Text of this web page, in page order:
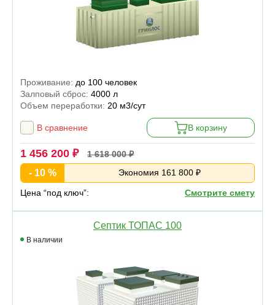
Проживание: до 100 человек
Залповый сброс: 4000 л
Объем переработки: 20 м3/сут
В сравнение В корзину
1 456 200 ₽ 1 618 000 ₽
- 10 % Экономия 161 800 ₽
Цена “под ключ”: Смотрите смету
Септик ТОПАС 100
В наличии